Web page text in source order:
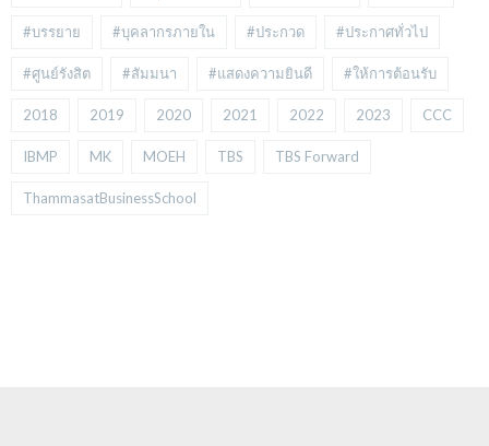
#บรรยาย #บุคลากรภายใน #ประกวด #ประกาศทั่วไป
#ศูนย์รังสิต #สัมมนา #แสดงความยินดี #ให้การต้อนรับ
2018 2019 2020 2021 2022 2023 CCC
IBMP MK MOEH TBS TBS Forward
ThammasatBusinessSchool